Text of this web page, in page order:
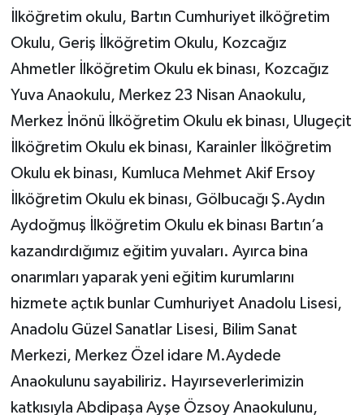
İlköğretim okulu, Bartın Cumhuriyet ilköğretim
Okulu, Geriş İlköğretim Okulu, Kozcağız
Ahmetler İlköğretim Okulu ek binası, Kozcağız
Yuva Anaokulu, Merkez 23 Nisan Anaokulu,
Merkez İnönü İlköğretim Okulu ek binası, Ulugeçit
İlköğretim Okulu ek binası, Karainler İlköğretim
Okulu ek binası, Kumluca Mehmet Akif Ersoy
İlköğretim Okulu ek binası, Gölbucağı Ş.Aydın
Aydoğmuş İlköğretim Okulu ek binası Bartın’a
kazandırdığımız eğitim yuvaları. Ayırca bina
onarımları yaparak yeni eğitim kurumlarını
hizmete açtık bunlar Cumhuriyet Anadolu Lisesi,
Anadolu Güzel Sanatlar Lisesi, Bilim Sanat
Merkezi, Merkez Özel idare M.Aydede
Anaokulunu sayabiliriz. Hayırseverlerimizin
katkısıyla Abdipaşa Ayşe Özsoy Anaokulunu,